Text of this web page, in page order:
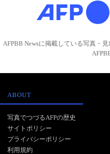
AFPBB Newsに掲載している写真・
ABOUT
写真でつづるAFPの歴史
サイトポリシー
プライバシーポリシー
利用規約